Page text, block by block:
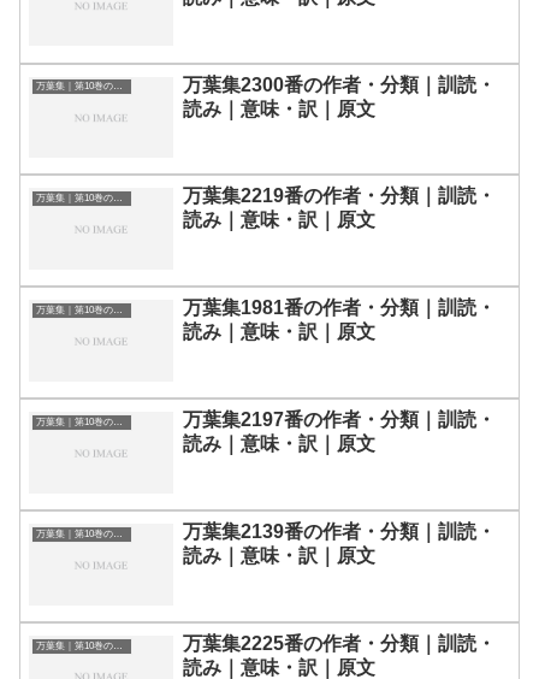
万葉集｜第10巻の和歌一覧
万葉集2300番の作者・分類｜訓読・
読み｜意味・訳｜原文
万葉集｜第10巻の和歌一覧
万葉集2219番の作者・分類｜訓読・
読み｜意味・訳｜原文
万葉集｜第10巻の和歌一覧
万葉集1981番の作者・分類｜訓読・
読み｜意味・訳｜原文
万葉集｜第10巻の和歌一覧
万葉集2197番の作者・分類｜訓読・
読み｜意味・訳｜原文
万葉集｜第10巻の和歌一覧
万葉集2139番の作者・分類｜訓読・
読み｜意味・訳｜原文
万葉集｜第10巻の和歌一覧
万葉集2225番の作者・分類｜訓読・
読み｜意味・訳｜原文